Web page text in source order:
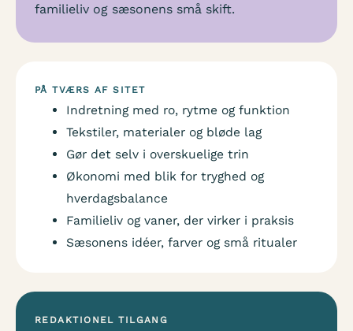
familieliv og sæsonens små skift.
PÅ TVÆRS AF SITET
Indretning med ro, rytme og funktion
Tekstiler, materialer og bløde lag
Gør det selv i overskuelige trin
Økonomi med blik for tryghed og
hverdagsbalance
Familieliv og vaner, der virker i praksis
Sæsonens idéer, farver og små ritualer
REDAKTIONEL TILGANG